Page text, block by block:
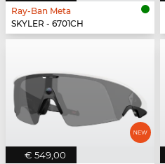
Ray-Ban Meta
SKYLER - 6701CH
€ 549,00